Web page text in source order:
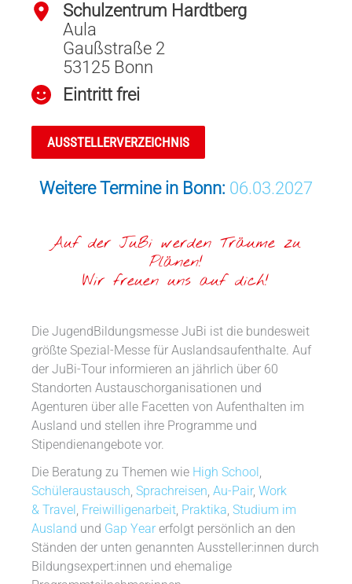
Schulzentrum Hardtberg
Aula
Gaußstraße 2
53125 Bonn
Eintritt frei
AUSSTELLERVERZEICHNIS
Weitere Termine in Bonn: 06.03.2027
Auf der JuBi werden Träume zu
Plänen!
Wir freuen uns auf dich!
Die JugendBildungsmesse JuBi ist die bundesweit
größte Spezial-Messe für Auslandsaufenthalte. Auf
der JuBi-Tour informieren an jährlich über 60
Standorten Austauschorganisationen und
Agenturen über alle Facetten von Aufenthalten im
Ausland und stellen ihre Programme und
Stipendienangebote vor.
Die Beratung zu Themen wie High School
Schüleraustausch ,Sprachreisen ,Au-Pair,Work
& Travel
Freiwilligenarbeit Praktika ,Studium im
Ausland und Gap Year erfolgt persönlich an den
Ständen der unten genannten Aussteller:innen durch
Bildungsexpert:innen und ehemalige